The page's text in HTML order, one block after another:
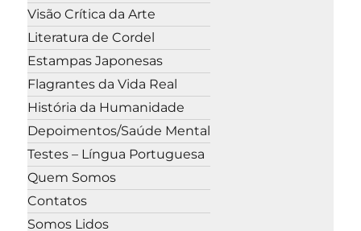
Visão Crítica da Arte
Literatura de Cordel
Estampas Japonesas
Flagrantes da Vida Real
História da Humanidade
Depoimentos/Saúde Mental
Testes – Língua Portuguesa
Quem Somos
Contatos
Somos Lidos